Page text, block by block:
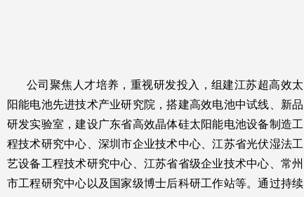
公司聚焦人才培养，重视研发投入，组建江苏超高效太
阳能电池先进技术产业研究院，搭建高效电池中试线、新品
研发实验室，建设广东省高效晶体硅太阳能电池设备制造工
程技术研究中心、深圳市企业技术中心、江苏省光伏湿法工
艺设备工程技术研究中心、江苏省省级企业技术中心、常州
市工程研究中心以及国家级博士后科研工作站等。通过持续